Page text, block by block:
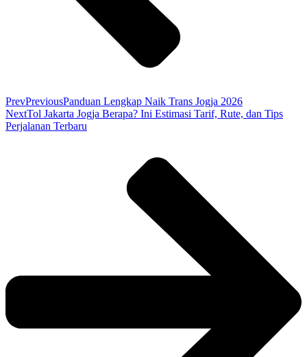
PrevPreviousPanduan Lengkap Naik Trans Jogja 2026
NextTol Jakarta Jogja Berapa? Ini Estimasi Tarif, Rute, dan Tips
Perjalanan Terbaru